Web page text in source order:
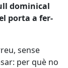
dominical
porta a fer-
sense
per què no